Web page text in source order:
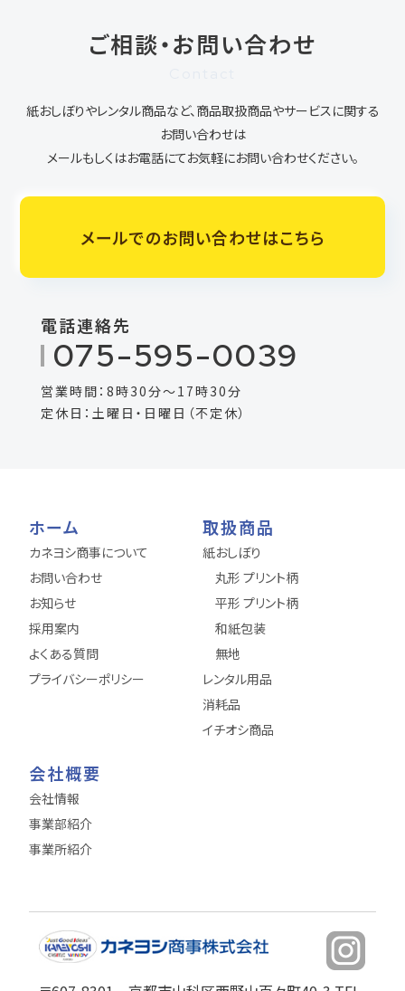
ご相談・お問い合わせ
紙おしぼりやレンタル商品など、商品取扱商品やサービスに関する
お問い合わせは
メールもしくはお電話にてお気軽にお問い合わせください。
メールでのお問い合わせはこちら
電話連絡先
075-595-0039
営業時間：8時30分～17時30分
定休日：土曜日・日曜日（不定休）
ホーム
カネヨシ商事について
お問い合わせ
お知らせ
採用案内
よくある質問
プライバシーポリシー
取扱商品
紙おしぼり
丸形 プリント柄
平形 プリント柄
和紙包装
無地
レンタル用品
消耗品
イチオシ商品
会社概要
会社情報
事業部紹介
事業所紹介